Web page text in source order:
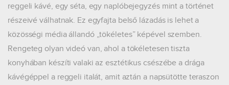
reggeli kávé, egy séta, egy naplóbejegyzés mint a történet
részeivé válhatnak. Ez egyfajta belső lázadás is lehet a
közösségi média állandó „tökéletes” képével szemben.
Rengeteg olyan videó van, ahol a tökéletesen tiszta
konyhában készíti valaki az esztétikus csészébe a drága
kávégéppel a reggeli italát, amit aztán a napsütötte teraszon